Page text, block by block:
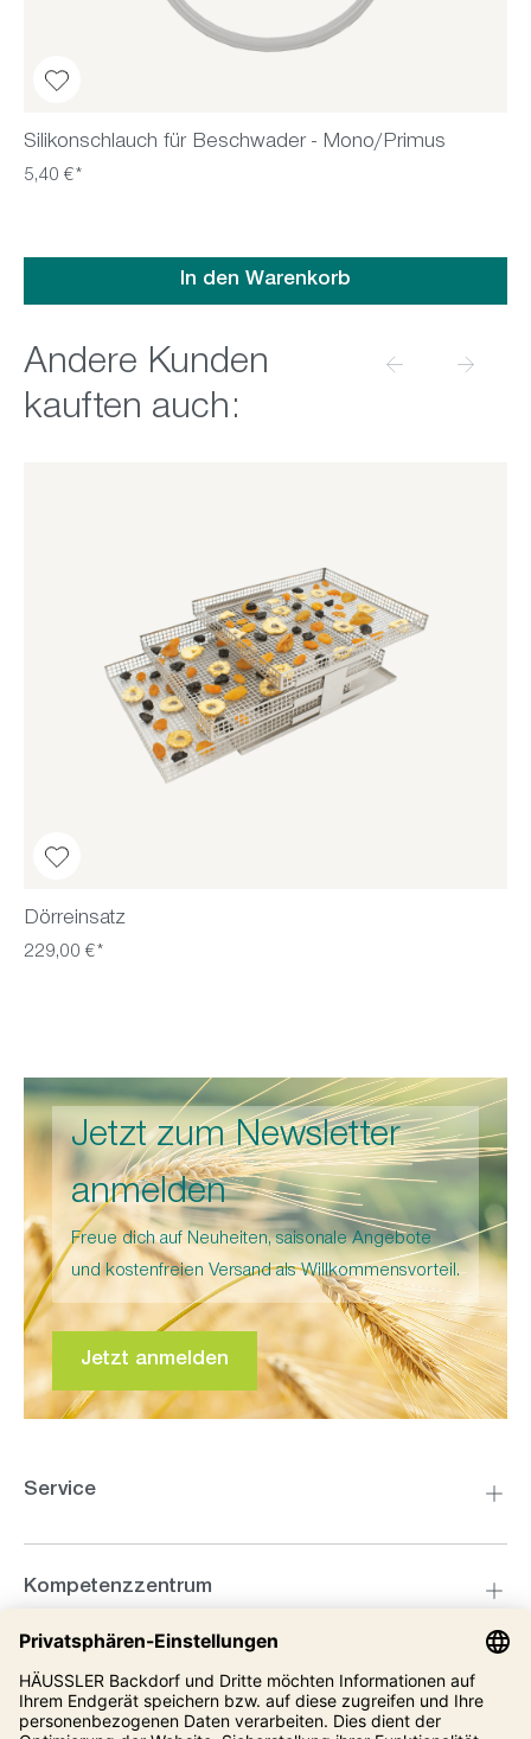
Silikonschlauch für Beschwader - Mono/Primus
5,40 €*
In den Warenkorb
Produktgalerie überspringen
Andere Kunden
kauften auch:
Dörreinsatz
229,00 €*
Jetzt zum Newsletter
anmelden
Freue dich auf Neuheiten, saisonale Angebote
und kostenfreien Versand als Willkommensvorteil.
Jetzt anmelden
Service
Kompetenzzentrum
Informationen